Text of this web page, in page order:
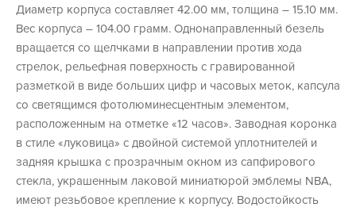
Диаметр корпуса составляет 42.00 мм, толщина – 15.10 мм.
Вес корпуса – 104.00 грамм. Однонаправленный безель
вращается со щелчками в направлении против хода
стрелок, рельефная поверхность с гравированной
разметкой в виде больших цифр и часовых меток, капсула
со светящимся фотолюминесцентным элементом,
расположенным на отметке «12 часов». Заводная коронка
в стиле «луковица» с двойной системой уплотнителей и
задняя крышка с прозрачным окном из сапфирового
стекла, украшенным лаковой миниатюрой эмблемы NBA,
имеют резьбовое крепление к корпусу. Водостойкость